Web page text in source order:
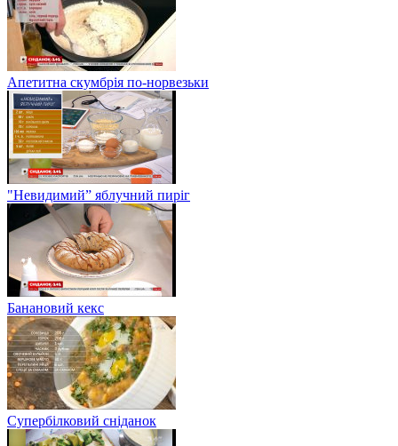
Апетитна скумбрія по-норвезьки
"Невидимий” яблучний пиріг
Банановий кекс
Супербілковий сніданок